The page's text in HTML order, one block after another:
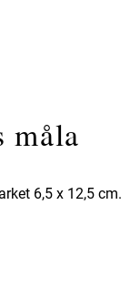
måla
6,5 x 12,5 cm.